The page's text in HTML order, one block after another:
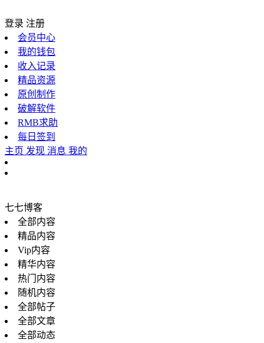
登录 注册
会员中心
我的钱包
收入记录
精品资源
原创制作
破解软件
RMB求助
每日签到
主页 发现 消息 我的
七七博客
全部内容
精品内容
Vip内容
精华内容
热门内容
随机内容
全部帖子
全部文章
全部动态